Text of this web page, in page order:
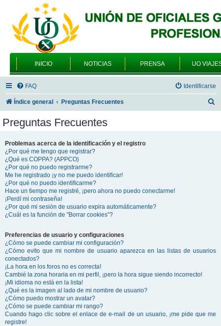
INICIO NOTICIAS PRENSA UO
FAQ Identificarse
Índice general Preguntas Frecuentes
Preguntas Frecuentes
Problemas acerca de la identificación y el registro
¿Por qué me tengo que registrar?
¿Qué es COPPA? (APPCO)
¿Por qué no puedo registrarme?
Me he registrado ¡y no me puedo identificar!
¿Por qué no puedo identificarme?
Hace un tiempo me registré, ¡pero ahora no puedo conectarme!
¡Perdí mi contraseña!
¿Por qué mi sesión de usuario expira automáticamente?
¿Cuál es la función de "Borrar cookies"?
Preferencias de usuario y configuraciones
¿Cómo se puede cambiar mi configuración?
¿Cómo evito que mi nombre de usuario aparezca en las listas de usuarios
conectados?
¡La hora en los foros no es correcta!
Cambié la zona horaria en mi perfil, ¡pero la hora sigue siendo incorrecto!
¡Mi idioma no está en la lista!
¿Qué es la imagen al lado de mi nombre de usuario?
¿Cómo puedo mostrar un avatar?
¿Cómo se puede cambiar mi rango?
Cuando hago clic sobre el enlace de e-mail de un usuario, ¡me pide que me
registre!